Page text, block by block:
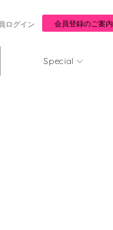
ログイン 会員登録のご案内
Special